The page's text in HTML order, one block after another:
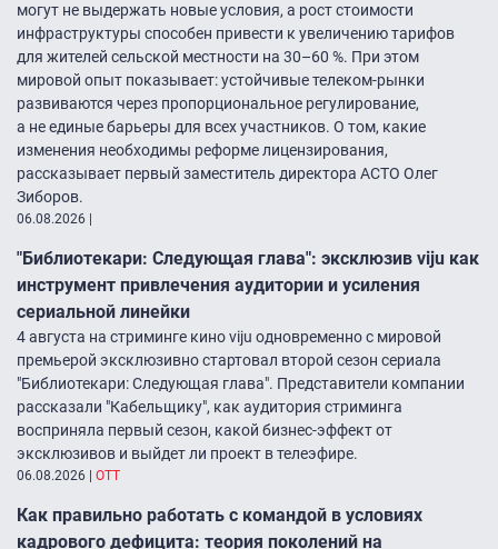
могут не выдержать новые условия, а рост стоимости
инфраструктуры способен привести к увеличению тарифов
для жителей сельской местности на 30–60 %. При этом
мировой опыт показывает: устойчивые телеком-рынки
развиваются через пропорциональное регулирование,
а не единые барьеры для всех участников. О том, какие
изменения необходимы реформе лицензирования,
рассказывает первый заместитель директора АСТО Олег
Зиборов.
06.08.2026
"Библиотекари: Следующая глава": эксклюзив viju как
инструмент привлечения аудитории и усиления
сериальной линейки
4 августа на стриминге кино viju одновременно с мировой
премьерой эксклюзивно стартовал второй сезон сериала
"Библиотекари: Следующая глава". Представители компании
рассказали "Кабельщику", как аудитория стриминга
восприняла первый сезон, какой бизнес-эффект от
эксклюзивов и выйдет ли проект в телеэфире.
06.08.2026 ОТТ
Как правильно работать с командой в условиях
кадрового дефицита: теория поколений на